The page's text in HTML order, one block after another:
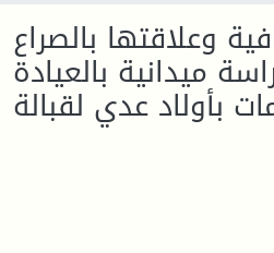
وعلاقتها بالصراع
ميدانية بالعيادة
بأولاد عدي لقبالة